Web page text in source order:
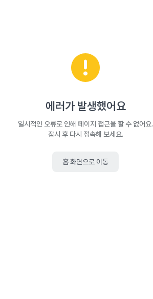
에러가 발생했어요
일시적인 오류로 인해 페이지 접근을 할 수 없어요.
잠시 후 다시 접속해 보세요.
홈 화면으로 이동